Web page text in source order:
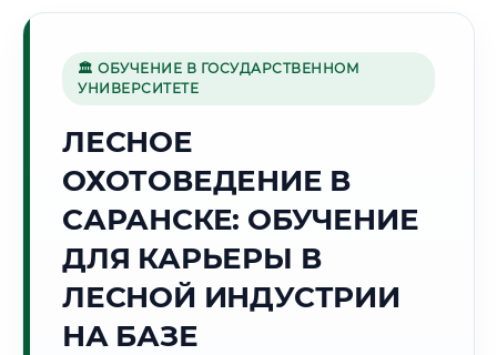
промышленность"
Г. САРАНСК
Точное местное время:
13:04:06
Пятница, 7 Августа
2026 г.
🏛 ОБУЧЕНИЕ В ГОСУДАРСТВЕННОМ
УНИВЕРСИТЕТЕ
ЛЕСНОЕ
ОХОТОВЕДЕНИЕ В
САРАНСКЕ: ОБУЧЕНИЕ
ДЛЯ КАРЬЕРЫ В
ЛЕСНОЙ ИНДУСТРИИ
НА БАЗЕ